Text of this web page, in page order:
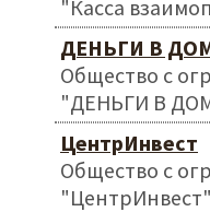
"Касса
ДЕНЬГИ В
Общество с
"ДЕНЬГИ В
ЦентрИнвест
Общество с
"ЦентрИнвест"